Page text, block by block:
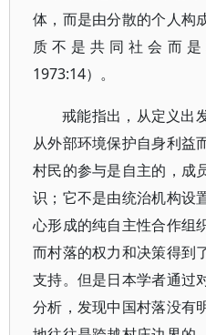
体，而是由分散的个人构
质不是共同社会而
1973:14）。
戒能指出，从定义出
从外部环境保护自身利益
村民的参与是自主的，成
识；它不是由统治机构设
心形成的纯自主性合作组
而村落的权力和决策得到
支持。但是日本学者通过
分析，发现中国村落没有